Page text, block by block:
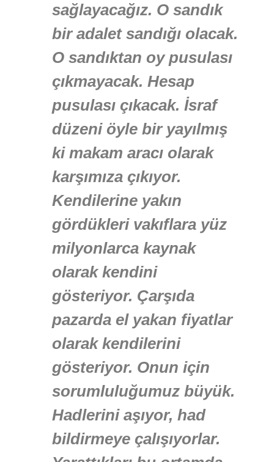
sağlayacağız. O sandık
bir adalet sandığı olacak.
O sandıktan oy pusulası
çıkmayacak. Hesap
pusulası çıkacak. İsraf
düzeni öyle bir yayılmış
ki makam aracı olarak
karşımıza çıkıyor.
Kendilerine yakın
gördükleri vakıflara yüz
milyonlarca kaynak
olarak kendini
gösteriyor. Çarşıda
pazarda el yakan fiyatlar
olarak kendilerini
gösteriyor. Onun için
sorumluluğumuz büyük.
Hadlerini aşıyor, had
bildirmeye çalışıyorlar.